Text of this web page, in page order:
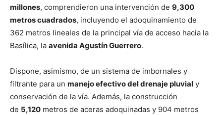
millones, comprendieron una intervención de 9,300
metros cuadrados, incluyendo el adoquinamiento de
362 metros lineales de la principal vía de acceso hacia la
Basílica, la avenida Agustín Guerrero.
Dispone, asimismo, de un sistema de imbornales y
filtrante para un manejo efectivo del drenaje pluvial y
conservación de la vía. Además, la construcción
de 5,120 metros de aceras adoquinadas y 904 metros